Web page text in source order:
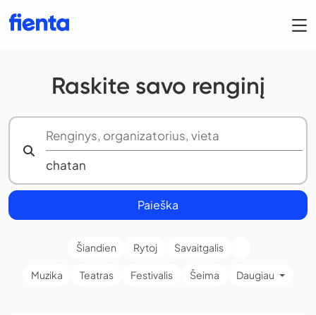
Raskite savo renginį
Paieška
Šiandien Rytoj Savaitgalis
Muzika Teatras Festivalis Šeima Daugiau